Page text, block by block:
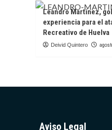
Leandro Martínez,
experiencia para el
Recreativo de Huelva
Deivid Quintero
Aviso Legal